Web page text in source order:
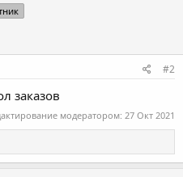
#2
заказов
модератором: 27 Окт 2021